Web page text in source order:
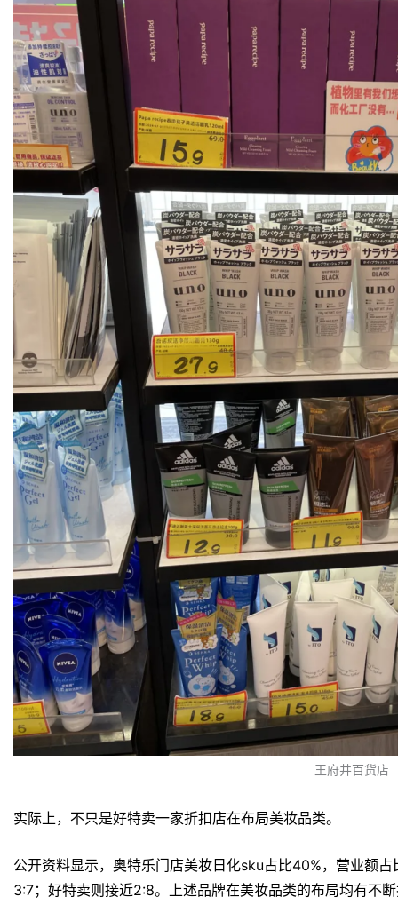
王府井百货店
实际上，不只是好特卖一家折扣店在布局美妆品类。
公开资料显示，奥特乐门店美妆日化sku占比40%，营业额
3:7；好特卖则接近2:8。上述品牌在美妆品类的布局均有不